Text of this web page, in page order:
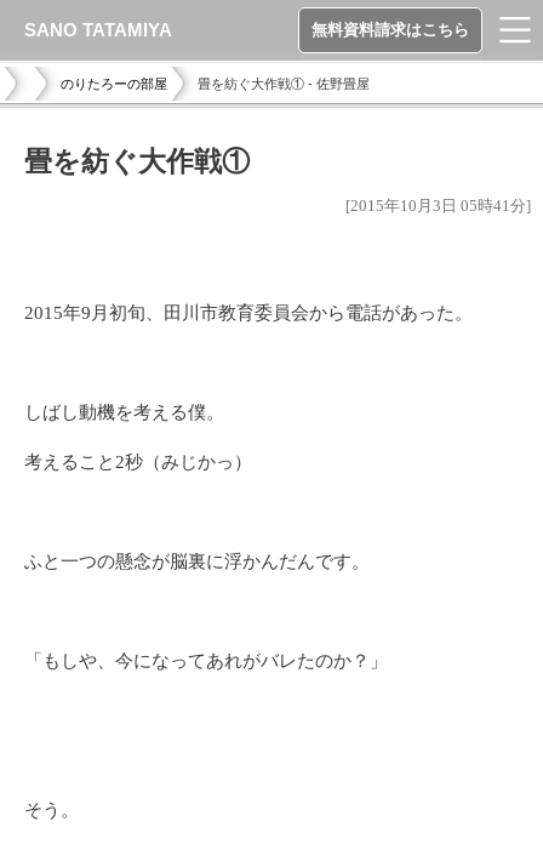
のりたろーの部屋 畳を紡ぐ大作戦① - 佐野畳屋
畳を紡ぐ大作戦①
[2015年10月3日 05時41分]
2015年9月初旬、田川市教育委員会から電話があった。
しばし動機を考える僕。
考えること2秒（みじかっ）
ふと一つの懸念が脳裏に浮かんだんです。
「もしや、今になってあれがバレたのか？」
そう。
SANO TATAMIYA 無料資料請求はこちら